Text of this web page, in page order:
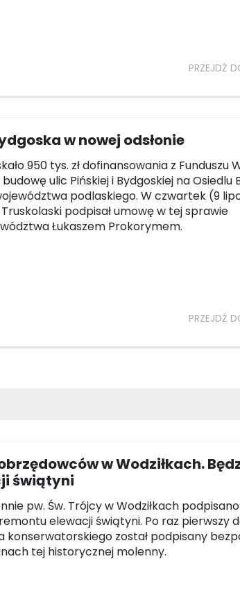
PRZEJDŹ
w nowej odsłonie
950 tys. zł dofinansowania z Funduszu
ulic Pińskiej i Bydgoskiej na Osiedlu
podlaskiego. W czwartek (9
podpisał umowę w tej sprawie
Łukaszem Prokorymem.
PRZEJDŹ
w Wodziłkach.
świątyni
pw. Św. Trójcy w Wodziłkach
elewacji świątyni. Po raz pierwszy
został podpisany
tej historycznej molenny.